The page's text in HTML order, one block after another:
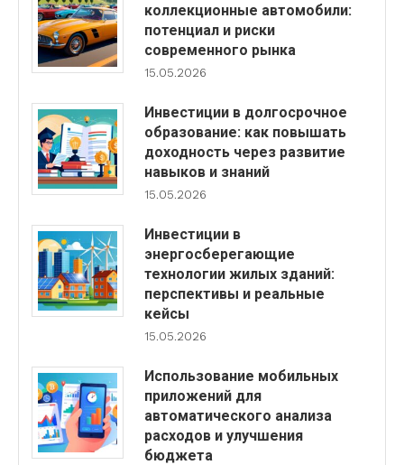
коллекционные автомобили:
потенциал и риски
современного рынка
15.05.2026
Инвестиции в долгосрочное
образование: как повышать
доходность через развитие
навыков и знаний
15.05.2026
Инвестиции в
энергосберегающие
технологии жилых зданий:
перспективы и реальные
кейсы
15.05.2026
Использование мобильных
приложений для
автоматического анализа
расходов и улучшения
бюджета